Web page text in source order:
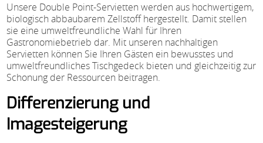
Unsere Double Point-Servietten werden aus hochwertigem,
biologisch abbaubarem Zellstoff hergestellt. Damit stellen
sie eine umweltfreundliche Wahl für Ihren
Gastronomiebetrieb dar. Mit unseren nachhaltigen
Servietten können Sie Ihren Gästen ein bewusstes und
umweltfreundliches Tischgedeck bieten und gleichzeitig zur
Schonung der Ressourcen beitragen.
Differenzierung und
Imagesteigerung